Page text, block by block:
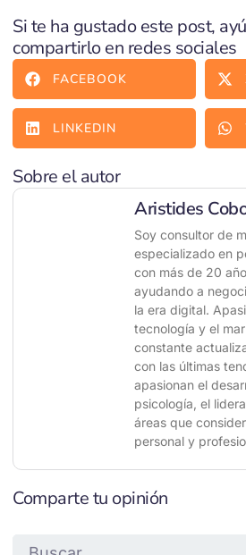
Si te ha gustado este post,
compartirlo en redes sociales
FACEBOOK
LINKEDIN
Sobre el autor
Aristides
Soy consultor de
especializado en
con más de 20
ayudando a
la era digital.
tecnología y el
constante
con las últimas
apasionan el
psicología, el
áreas que
personal y
Comparte tu opinión
Search